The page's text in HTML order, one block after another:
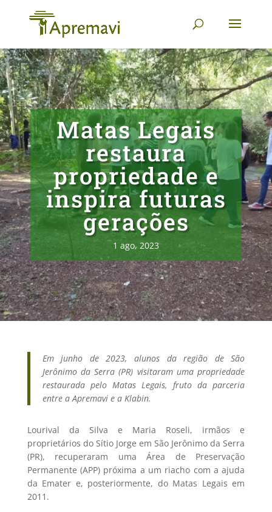
Matas Legais
restaura
propriedade e
inspira futuras
gerações
1 ago, 2023
Em junho de 2023, alunos da região de São
Jerônimo da Serra (PR) visitaram uma propriedade
restaurada pelo Matas Legais, fruto da parceria
entre a Apremavi e a Klabin.
Lourival da Silva e Maria Roseli, irmãos e
proprietários do Sítio Jorge em São Jerônimo da Serra
(PR), recuperaram uma Área de Preservação
Permanente (APP) próxima a um riacho com a ajuda
da Emater e, posteriormente, do Matas Legais em
2011.